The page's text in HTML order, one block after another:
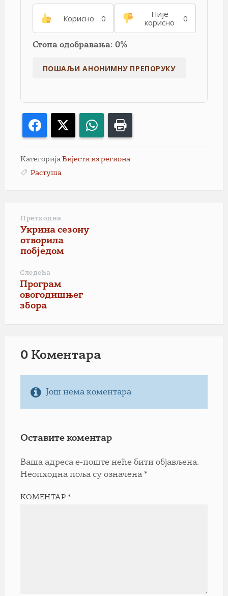
Корисно 0
Није
корисно
0
Стопа одобравања: 0%
Facebook WhatsApp
Категорија Вијести из региона
Растуша
Претходна
Укрина сезону
отворила
побједом
Следећа
Програм
овогодишњег
збора
0 Коментарa
Још нема коментара
Оставите коментар
Ваша адреса е-поште неће бити објављена.
Неопходна поља су означена *
КОМЕНТАР*